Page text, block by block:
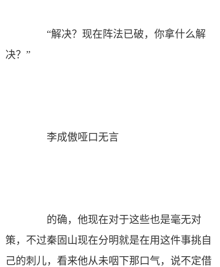
“解决？现在阵法已破，你拿什么解
决？”
李成傲哑口无言
的确，他现在对于这些也是毫无对
策，不过秦固山现在分明就是在用这件事挑自
己的刺儿，看来他从未咽下那口气，说不定借